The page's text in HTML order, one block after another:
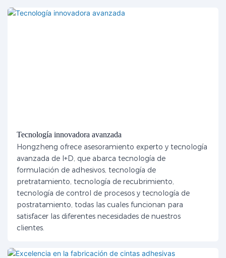
Tecnología innovadora avanzada
Hongzheng ofrece asesoramiento experto y tecnología
avanzada de I+D, que abarca tecnología de
formulación de adhesivos, tecnología de
pretratamiento, tecnología de recubrimiento,
tecnología de control de procesos y tecnología de
postratamiento, todas las cuales funcionan para
satisfacer las diferentes necesidades de nuestros
clientes.